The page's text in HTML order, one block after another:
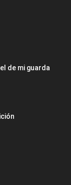
de mi guarda